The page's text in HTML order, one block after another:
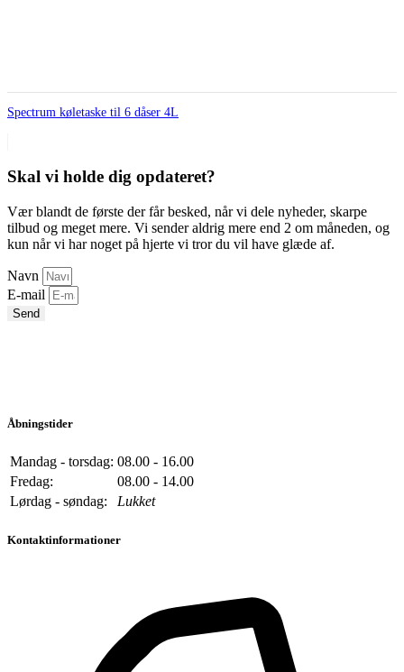
Spectrum køletaske til 6 dåser 4L
Skal vi holde dig opdateret?
Vær blandt de første der får besked, når vi dele nyheder, skarpe
tilbud og meget mere. Vi sender aldrig mere end 2 om måneden, og
kun når vi har noget på hjerte vi tror du vil have glæde af.
Navn
E-mail
Send
Åbningstider
Mandag - torsdag: 08.00 - 16.00
Fredag:
08.00 - 14.00
Lørdag - søndag:
Lukket
Kontaktinformationer